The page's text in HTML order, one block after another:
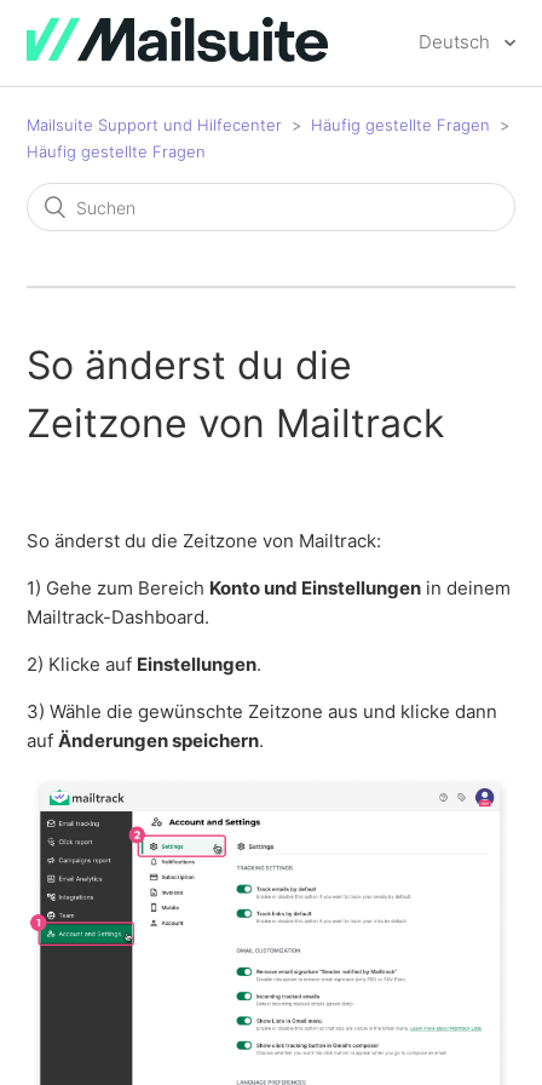
Deutsch
Mailsuite Support und Hilfecenter
Häufig gestellte Fragen
Häufig gestellte Fragen
So änderst du die
Zeitzone von Mailtrack
So änderst du die Zeitzone von Mailtrack:
1) Gehe zum Bereich Konto und Einstellungen in deinem
Mailtrack-Dashboard.
2) Klicke auf Einstellungen.
3) Wähle die gewünschte Zeitzone aus und klicke dann
aufÄnderungen speichern.